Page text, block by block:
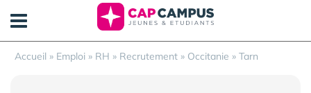
Accueil » Emploi » RH » Recrutement » Occitanie » Tarn
Panneau de gestion des cookies